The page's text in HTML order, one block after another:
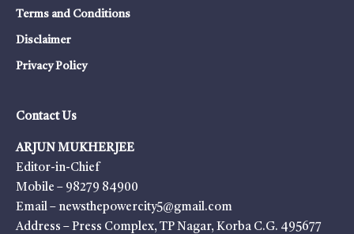
Terms and Conditions
Disclaimer
Privacy Policy
Contact Us
ARJUN MUKHERJEE
Editor-in-Chief
Mobile – 98279 84900
Email – newsthepowercity5@gmail.com
Address – Press Complex, TP Nagar, Korba C.G. 495677